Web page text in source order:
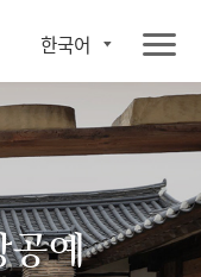
한국어
공예